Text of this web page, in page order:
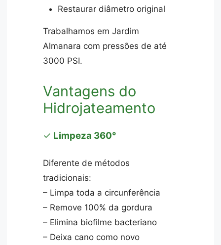
Restaurar diâmetro original
Trabalhamos em Jardim
Almanara com pressões de até
3000 PSI.
Vantagens do
Hidrojateamento
✓ Limpeza 360°
Diferente de métodos
tradicionais:
– Limpa toda a circunferência
– Remove 100% da gordura
– Elimina biofilme bacteriano
– Deixa cano como novo